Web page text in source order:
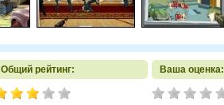
Общий рейтинг: Ваша оценка: